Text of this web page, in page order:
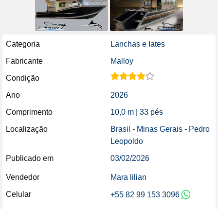
Categoria Lanchas e Iates
Fabricante Malloy
Condição
Ano 2026
Comprimento 10,0 m | 33 pés
Localização
Brasil - Minas Gerais - Pedro
Leopoldo
Publicado em 03/02/2026
Vendedor Mara lilian
Celular +55 82 99 153 3096